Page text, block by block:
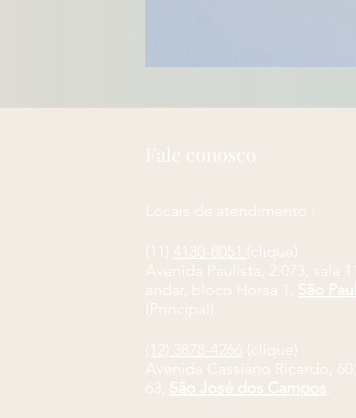
Fale conosco
Locais de atendimento :
(11) 4130-8051 (clique)
​Avenida Paulista, 2.073, sala
andar, bloco Horsa 1, São
(Principal).
(12) 3878-4266 (clique)
Avenida Cassiano Ricardo,
63, São José dos Campos.